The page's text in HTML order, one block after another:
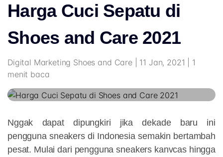
Harga Cuci Sepatu di
Shoes and Care 2021
Digital Marketing Shoes and Care | 11 Jan, 2021 | 1
menit baca
Nggak dapat dipungkiri jika dekade baru ini
pengguna sneakers di Indonesia semakin bertambah
pesat. Mulai dari pengguna sneakers kanvcas hingga